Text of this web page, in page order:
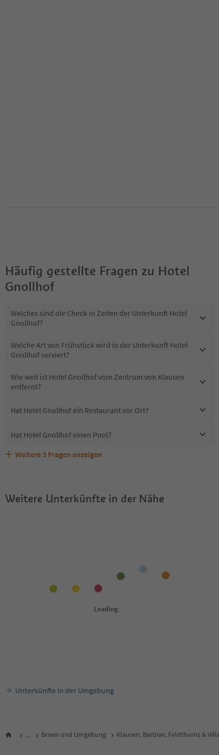
Häufig gestellte Fragen zu Hotel
Gnollhof
Welches sind die Check-in Zeiten der Unterkunft Hotel
Gnollhof?
Welche Art von Frühstück wird in der Unterkunft Hotel
Gnollhof serviert?
Wie weit ist Hotel Gnollhof vom Zentrum von Klausen
entfernt?
Hat Hotel Gnollhof ein Restaurant vor Ort?
Hat Hotel Gnollhof einen Pool?
Sind Haustiere in der Unterkunft Hotel Gnollhof erlaubt?
Welche Services bietet Hotel Gnollhof?
Erhalten die Gäste von Hotel Gnollhof einen Südtirol
Weitere 3 Fragen anzeigen
Weitere Unterkünfte in der Nähe
Unterkünfte in der Umgebung
... Brixen und Umgebung Klausen, Barbian, Feldthurns &